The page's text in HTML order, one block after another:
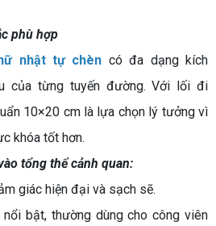
phù hợp
nhật tự chèn có đa dạng kích
của từng tuyến đường. Với lối đi
10×20 cm là lựa chọn lý tưởng vì
khóa tốt hơn.
tổng thể cảnh quan:
giác hiện đại và sạch sẽ.
nổi bật, thường dùng cho công viên